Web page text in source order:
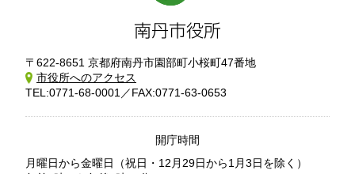
〒622-8651 京都府南丹市園部町小桜町47番地
市役所へのアクセス
TEL:0771-68-0001／FAX:0771-63-0653
開庁時間
月曜日から金曜日
（祝日・12月29日から1月3日を除く）